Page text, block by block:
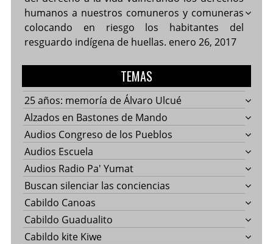
humanos a nuestros comuneros y comuneras
colocando en riesgo los habitantes del
resguardo indígena de huellas. enero 26, 2017
TEMAS
25 años: memoría de Álvaro Ulcué
Alzados en Bastones de Mando
Audios Congreso de los Pueblos
Audios Escuela
Audios Radio Pa' Yumat
Buscan silenciar las conciencias
Cabildo Canoas
Cabildo Guadualito
Cabildo kite Kiwe